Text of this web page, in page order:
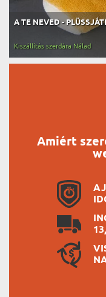
A TE NEVED -
Kiszállítás szerdára Nálad
Amiért